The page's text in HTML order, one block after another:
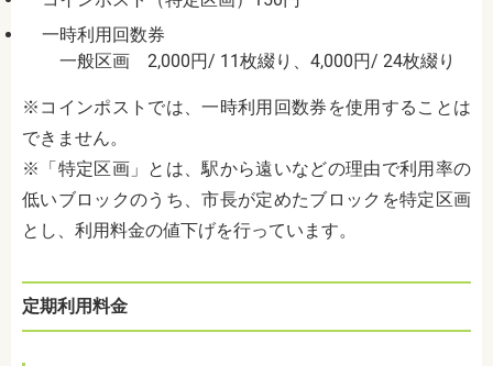
一時利用回数券
一般区画 2,000円/ 11枚綴り、4,000円/ 24枚綴り
※コインポストでは、一時利用回数券を使用することは
できません。
※「特定区画」とは、駅から遠いなどの理由で利用率の
低いブロックのうち、市長が定めたブロックを特定区画
とし、利用料金の値下げを行っています。
定期利用料金